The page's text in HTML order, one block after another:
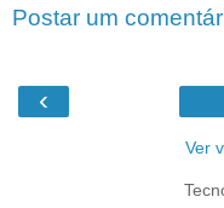
Postar um
‹
Ver